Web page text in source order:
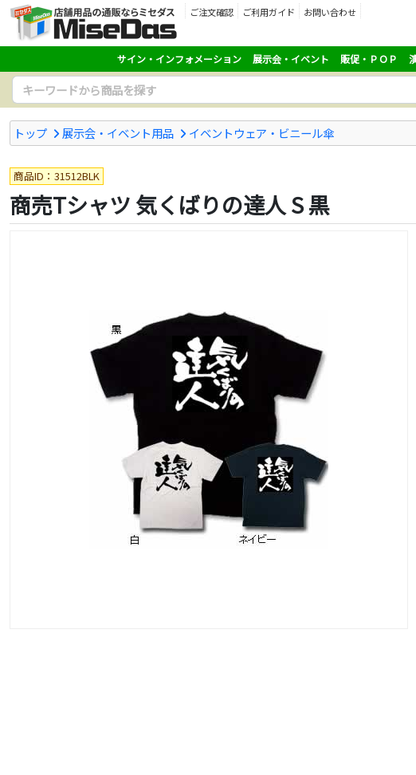
ご注文確認 ご利用ガイド
お問い合わせ
サイン・インフォメーション 展示会・イベント 販促・ＰＯＰ
トップ 展示会・イベント用品 イベントウェア・ビニール傘
商品ID：31512BLK
商売Tシャツ 気くばりの達人 S 黒